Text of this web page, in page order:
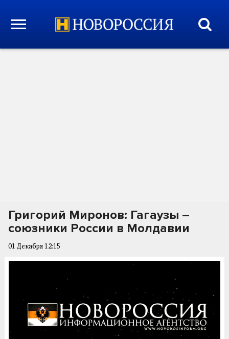
Григорий Миронов: Гагаузы –
союзники России в Молдавии
01 Декабря 12:15